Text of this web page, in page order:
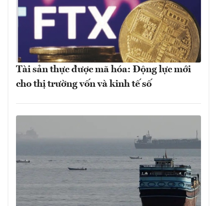
Tài sản thực được mã hóa: Động lực mới
cho thị trường vốn và kinh tế số